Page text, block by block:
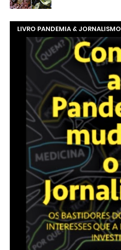
LIVRO PANDEMIA & JORNALISMO